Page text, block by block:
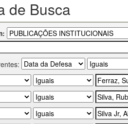
de Busca